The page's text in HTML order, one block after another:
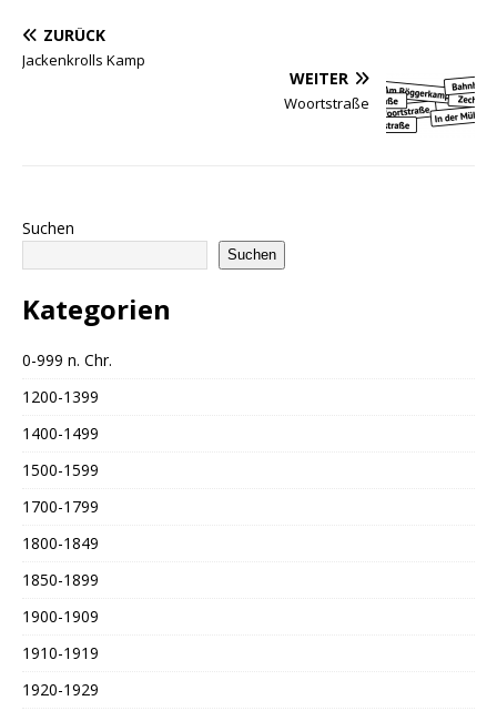
ZURÜCK
Jackenkrolls Kamp
WEITER
Woortstraße
Suchen
Suchen
Kategorien
0-999 n. Chr.
1200-1399
1400-1499
1500-1599
1700-1799
1800-1849
1850-1899
1900-1909
1910-1919
1920-1929